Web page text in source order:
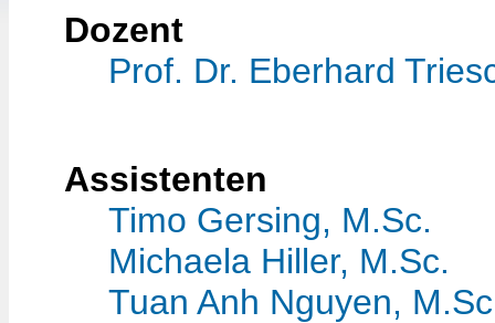
Dozent
Prof. Dr. Eberhard
Assistenten
Timo Gersing, M.Sc.
Michaela Hiller, M.Sc.
Tuan Anh Nguyen,